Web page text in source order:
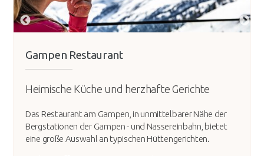
Gampen Restaurant
Heimische Küche und herzhafte Gerichte
Das Restaurant am Gampen, in unmittelbarer Nähe der
Bergstationen der Gampen - und Nassereinbahn, bietet
eine große Auswahl an typischen Hüttengerichten.